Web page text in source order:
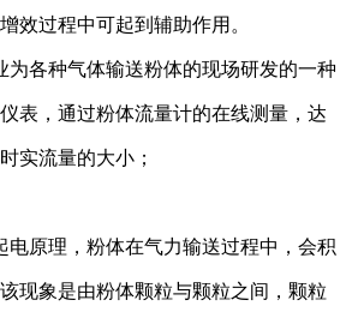
效过程中可起到辅助作用。
为各种气体输送粉体的现场研发的一种
表，通过粉体流量计的在线测量，达
实流量的大小；
电原理，粉体在气力输送过程中，会积
现象是由粉体颗粒与颗粒之间，颗粒